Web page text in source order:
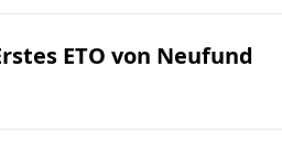
ETO von Neufund